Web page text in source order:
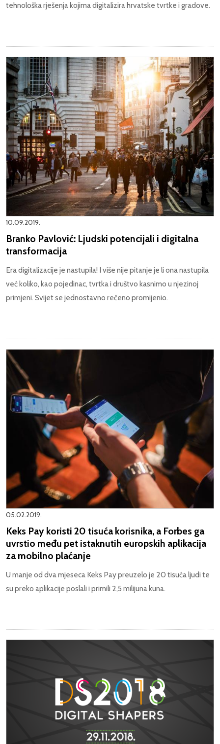
tehnološka rješenja kojima digitalizira hrvatske tvrtke i gradove.
10.09.2019.
Branko Pavlović: Ljudski potencijali i digitalna
transformacija
Era digitalizacije je nastupila! I više nije pitanje je li ona nastupila
već koliko, kao pojedinac, tvrtka i društvo kasnimo u njezinoj
primjeni. Svijet se jednostavno rečeno promijenio.
05.02.2019.
Keks Pay koristi 20 tisuća korisnika, a Forbes ga
uvrstio među pet istaknutih europskih aplikacija
za mobilno plaćanje
U manje od dva mjeseca Keks Pay preuzelo je 20 tisuća ljudi te
su preko aplikacije poslali i primili 2,5 milijuna kuna.